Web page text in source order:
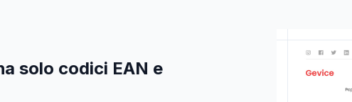
solo codici EAN e